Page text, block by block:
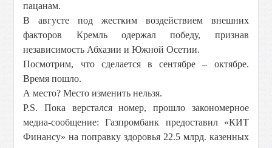
пацанам.
В августе под жестким воздействием внешних
факторов Кремль одержал победу, признав
независимость Абхазии и Южной Осетии.
Посмотрим, что сделается в сентябре – октябре.
Время пошло.
А место? Место изменить нельзя.
P.S. Пока верстался номер, прошло закономерное
медиа-сообщение: Газпромбанк предоставил «КИТ
Финансу» на поправку здоровья 22.5 млрд. казенных